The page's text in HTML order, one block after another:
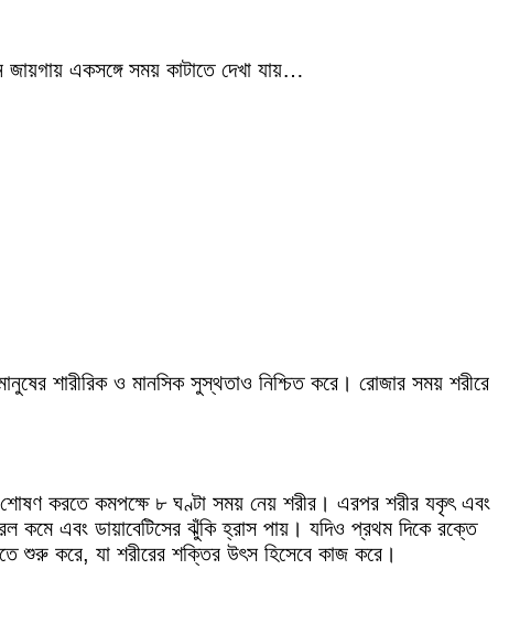
জায়গায় একসঙ্গে সময় কাটাতে দেখা যায়…
শারীরিক ও মানসিক সুস্থতাও নিশ্চিত করে। রোজার সময় শরীরে
শোষণ করতে কমপক্ষে ৮ ঘণ্টা সময় নেয় শরীর। এরপর শরীর যকৃৎ এবং
এবং ডায়াবেটিসের ঝুঁকি হ্রাস পায়। যদিও প্রথম দিকে রক্তে
শুরু করে, যা শরীরের শক্তির উৎস হিসেবে কাজ করে।